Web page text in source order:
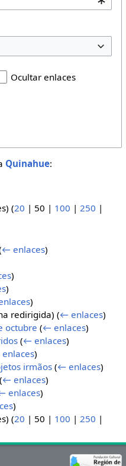
Ocultar enlaces
Quinahue:
) (20 | 50 | 100 | 250 |
← enlaces)
)
)
)
redirigida)(← enlaces)
octubre (← enlaces)
(← enlaces)
)
irmãos (← enlaces)
(← enlaces)
enlaces)
)
) (20 | 50 | 100 | 250 |